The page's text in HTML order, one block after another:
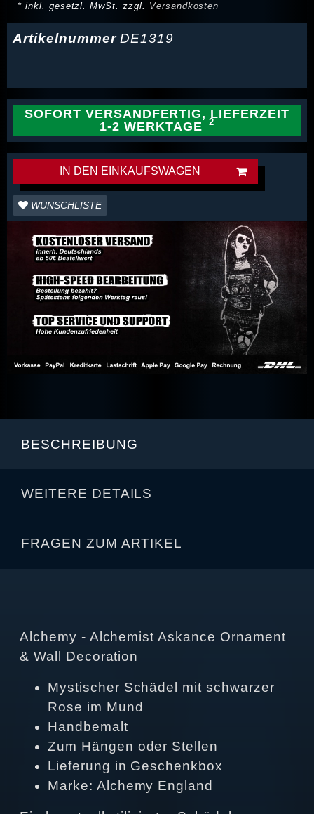
* inkl. gesetzl. MwSt. zzgl. Versandkosten
ArtikelnummerDE1319
SOFORT VERSANDFERTIG, LIEFERZEIT
1-2 WERKTAGE
IN DEN EINKAUFSWAGEN
WUNSCHLISTE
BESCHREIBUNG
WEITERE DETAILS
FRAGEN ZUM ARTIKEL
Alchemy - Alchemist Askance Ornament
& Wall Decoration
Mystischer Schädel mit schwarzer
Rose im Mund
Handbemalt
Zum Hängen oder Stellen
Lieferung in Geschenkbox
Marke: Alchemy England